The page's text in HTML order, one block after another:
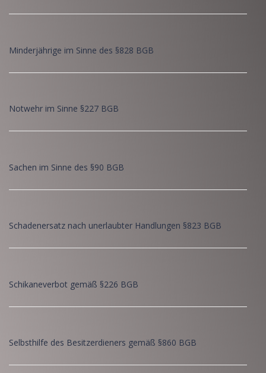
Minderjährige im Sinne des §828 BGB
Notwehr im Sinne §227 BGB
Sachen im Sinne des §90 BGB
Schadenersatz nach unerlaubter Handlungen §823 BGB
Schikaneverbot gemäß §226 BGB
Selbsthilfe des Besitzerdieners gemäß §860 BGB